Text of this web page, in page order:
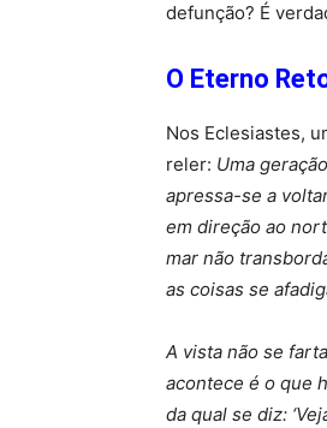
defunção? É
O Eterno
Nos Eclesiastes,
reler: Uma
apressa-se a
em direção ao
mar não
as coisas se
A vista não se
acontece é o que
da qual se diz: